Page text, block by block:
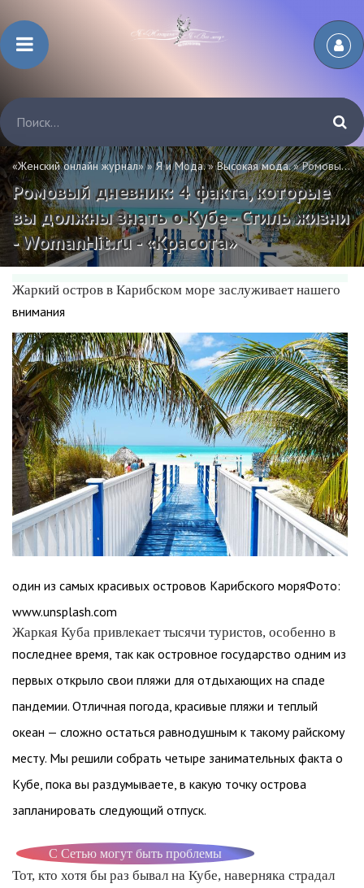
«Женский онлайн журнал»»Я и Мода.»Высокая мода.» Ромовый дневник: 4 факта, которые вы должны знать о Кубе - Стиль жизни - WomanHit.ru - «Красота»
Ромовый дневник: 4 факта, которые
вы должны знать о Кубе - Стиль жизни
- WomanHit.ru - «Красота»
Жаркий остров в Карибском море заслуживает нашего
внимания
один из самых красивых островов Карибского моряФото:
www.unsplash.com
Жаркая Куба привлекает тысячи туристов, особенно в
последнее время, так как островное государство одним из
первых открыло свои пляжи для отдыхающих на спаде
пандемии. Отличная погода, красивые пляжи и теплый
океан — сложно остаться равнодушным к такому райскому
месту. Мы решили собрать четыре занимательных факта о
Кубе, пока вы раздумываете, в какую точку острова
запланировать следующий отпуск.
С Сетью могут быть проблемы
Тот, кто хотя бы раз бывал на Кубе, наверняка страдал